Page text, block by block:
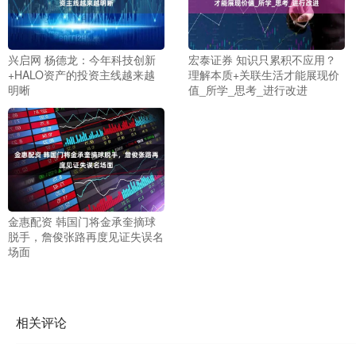
兴启网 杨德龙：今年科技创新
+HALO资产的投资主线越来越
明晰
宏泰证券 知识只累积不应用？
理解本质+关联生活才能展现价
值_所学_思考_进行改进
金惠配资 韩国门将金承奎摘球
脱手，詹俊张路再度见证失误名
场面
相关评论